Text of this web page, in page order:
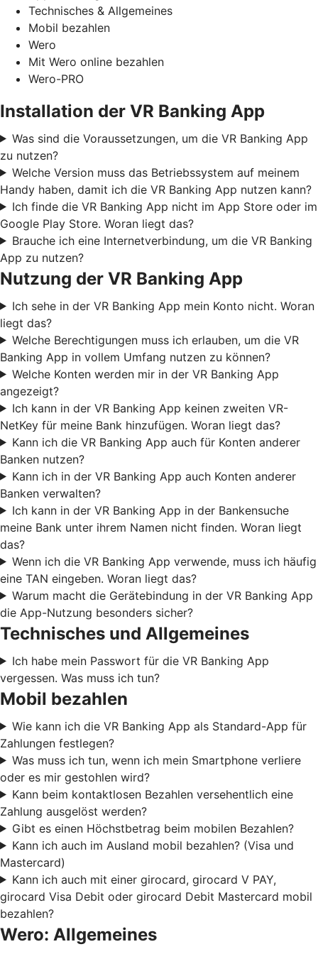
Technisches & Allgemeines
Mobil bezahlen
Wero
Mit Wero online bezahlen
Wero-PRO
Installation der VR Banking App
Was sind die Voraussetzungen, um die VR Banking App
zu nutzen?
Welche Version muss das Betriebssystem auf meinem
Handy haben, damit ich die VR Banking App nutzen kann?
Ich finde die VR Banking App nicht im App Store oder im
Google Play Store. Woran liegt das?
Brauche ich eine Internetverbindung, um die VR Banking
App zu nutzen?
Nutzung der VR Banking App
Ich sehe in der VR Banking App mein Konto nicht. Woran
liegt das?
Welche Berechtigungen muss ich erlauben, um die VR
Banking App in vollem Umfang nutzen zu können?
Welche Konten werden mir in der VR Banking App
angezeigt?
Ich kann in der VR Banking App keinen zweiten VR-
NetKey für meine Bank hinzufügen. Woran liegt das?
Kann ich die VR Banking App auch für Konten anderer
Banken nutzen?
Kann ich in der VR Banking App auch Konten anderer
Banken verwalten?
Ich kann in der VR Banking App in der Bankensuche
meine Bank unter ihrem Namen nicht finden. Woran liegt
das?
Wenn ich die VR Banking App verwende, muss ich häufig
eine TAN eingeben. Woran liegt das?
Warum macht die Gerätebindung in der VR Banking App
die App-Nutzung besonders sicher?
Technisches und Allgemeines
Ich habe mein Passwort für die VR Banking App
vergessen. Was muss ich tun?
Mobil bezahlen
Wie kann ich die VR Banking App als Standard-App für
Zahlungen festlegen?
Was muss ich tun, wenn ich mein Smartphone verliere
oder es mir gestohlen wird?
Kann beim kontaktlosen Bezahlen versehentlich eine
Zahlung ausgelöst werden?
Gibt es einen Höchstbetrag beim mobilen Bezahlen?
Kann ich auch im Ausland mobil bezahlen? (Visa und
Mastercard)
Kann ich auch mit einer girocard, girocard V PAY,
girocard Visa Debit oder girocard Debit Mastercard mobil
bezahlen?
Wero: Allgemeines